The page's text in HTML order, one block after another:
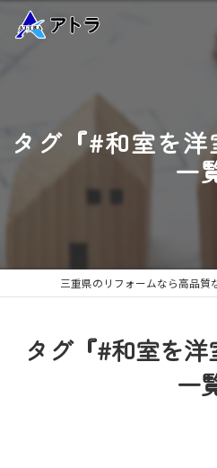
タグ『#和室を
一
三重県のリフォームなら高品質
タグ『#和室を
一